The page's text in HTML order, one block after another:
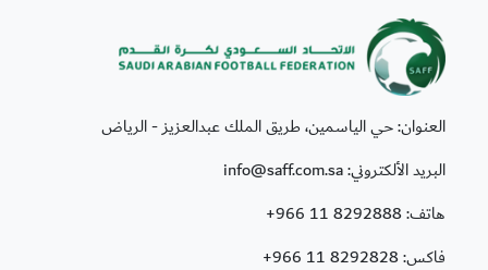
العنوان: حي الياسمين، طريق الملك عبدالعزيز - الرياض
البريد الألكتروني: info@saff.com.sa
هاتف:+966 11 8292888
فاكس:+966 11 8292828